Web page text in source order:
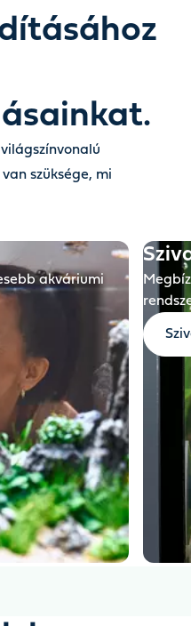
szüksége, mi
akváriumi